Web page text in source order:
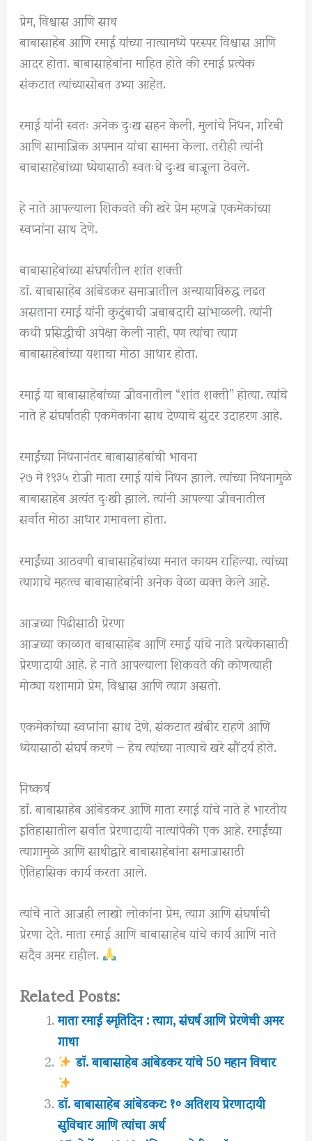
प्रेम, विश्वास आणि साथ
बाबासाहेब आणि रमाई यांच्या नात्यामध्ये परस्पर विश्वास आणि
आदर होता. बाबासाहेबांना माहित होते की रमाई प्रत्येक
संकटात त्यांच्यासोबत उभ्या आहेत.
रमाई यांनी स्वतः अनेक दुःख सहन केली, मुलांचे निधन, गरिबी
आणि सामाजिक अपमान यांचा सामना केला. तरीही त्यांनी
बाबासाहेबांच्या ध्येयासाठी स्वतःचे दुःख बाजूला ठेवले.
हे नाते आपल्याला शिकवते की खरे प्रेम म्हणजे एकमेकांच्या
स्वप्नांना साथ देणे.
बाबासाहेबांच्या संघर्षातील शांत शक्ती
डॉ. बाबासाहेब आंबेडकरसमाजातील अन्यायाविरुद्ध लढत
असताना रमाई यांनी कुटुंबाची जबाबदारी सांभाळली. त्यांनी
कधी प्रसिद्धीची अपेक्षा केली नाही, पण त्यांचा त्याग
बाबासाहेबांच्या यशाचा मोठा आधार होता.
रमाई या बाबासाहेबांच्या जीवनातील “शांत शक्ती” होत्या. त्यांचे
नाते हे संघर्षातही एकमेकांना साथ देण्याचे सुंदर उदाहरण आहे.
रमाईंच्या निधनानंतर बाबासाहेबांची भावना
२७ मे १९३५ रोजी माता रमाई यांचे निधन झाले. त्यांच्या निधनामुळे
बाबासाहेब अत्यंत दुःखी झाले. त्यांनी आपल्या जीवनातील
सर्वात मोठा आधार गमावला होता.
रमाईंच्या आठवणी बाबासाहेबांच्या मनात कायम राहिल्या. त्यांच्या
त्यागाचे महत्त्व बाबासाहेबांनी अनेक वेळा व्यक्त केले आहे.
आजच्या पिढीसाठी प्रेरणा
आजच्या काळात बाबासाहेब आणि रमाई यांचे नाते प्रत्येकासाठी
प्रेरणादायी आहे. हे नाते आपल्याला शिकवते की कोणत्याही
मोठ्या यशामागे प्रेम, विश्वास आणि त्याग असतो.
एकमेकांच्या स्वप्नांना साथ देणे, संकटात खंबीर राहणे आणि
ध्येयासाठी संघर्ष करणे — हेच त्यांच्या नात्याचे खरे सौंदर्य होते.
निष्कर्ष
डॉ. बाबासाहेब आंबेडकर आणि माता रमाई यांचे नाते हे भारतीय
इतिहासातील सर्वात प्रेरणादायी नात्यांपैकी एक आहे. रमाईंच्या
त्यागामुळे आणि साथीद्वारे बाबासाहेबांना समाजासाठी
ऐतिहासिक कार्य करता आले.
त्यांचे नाते आजही लाखो लोकांना प्रेम, त्याग आणि संघर्षाची
प्रेरणा देते. माता रमाई आणि बाबासाहेब यांचे कार्य आणि नाते
सदैव अमर राहील.
Related Posts:
माता रमाई स्मृतिदिन : त्याग, संघर्ष आणि प्रेरणेची अमर
गाथा
डॉ. बाबासाहेब आंबेडकर यांचे 50 महान विचार
डॉ. बाबासाहेब आंबेडकर: १० अतिशय प्रेरणादायी
सुविचार आणि त्यांचा अर्थ